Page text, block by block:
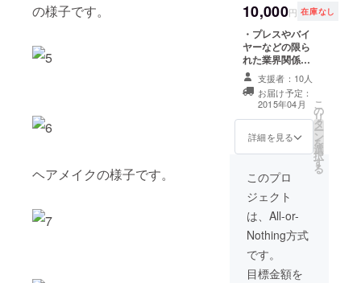
の様子です。
ヘアメイクの様子です。
ロゴを永久掲載
・直筆のお礼状
月16日から21日
の間で渋谷にて
開催） ・Noir Fr
ホームページに
貴社名もしくは
ロゴを
「2015A/W
Collection
Special
thanks」として
永久掲載 ・
ショーならびに
社のサンプルな
どを来場者に配
布できます ・直
筆のお礼状
10,000円 在庫なし
・プレスやバイ
ヤーなどの限ら
れた業界関係者
しか座る事の出
来ない最前列に
てショーを観覧
出来る招待状
（2015年3月16
日から21日の間
催、3月上旬発送
予定） ・品質表
示にパトロンの
方の名前を入れ
た限定Tシャツ
（XS、S、M、
L、XL 4月発送
予定） ・直筆の
お礼状
支援者：10人
お届け予定：
2015年04月
詳細を見る
こ
の
リ
タ
ー
ン
を
選
択
す
る
このプロ
ジェクト
は、All-or-
Nothing方式
です。
目標金額を